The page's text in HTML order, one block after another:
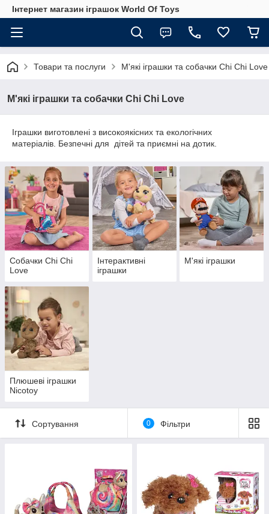
Інтернет магазин іграшок World Of Toys
Товари та послуги М'які іграшки та собачки Chi Chi Love
М'які іграшки та собачки Chi Chi Love
Іграшки виготовлені з високоякісних та екологічних
матеріалів. Безпечні для дітей та приємні на дотик.
Собачки Сhi Сhi
Love
Інтерактивні
іграшки
М'які іграшки
Плюшеві іграшки
Nicotoy
Сортування 0 Фільтри